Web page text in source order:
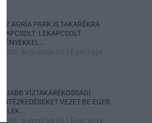
AZ AGRIA PARK IS TAKARÉKRA
KAPCSOLT: LEKAPCSOLT
FÉNYEKKEL...
2026. augusztus 04 Eger ügye
ÚJABB VÍZTAKARÉKOSSÁGI
INTÉZKEDÉSEKET VEZET BE EGER
– LEK...
2026. augusztus 04 Eger ügye